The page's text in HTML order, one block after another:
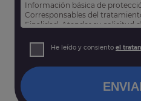
Información básica de
Corresponsables del
Finalidad: Atender su solicitud
Derechos: Puede acceder,
así como otros derechos tal y
He leído y consiento el